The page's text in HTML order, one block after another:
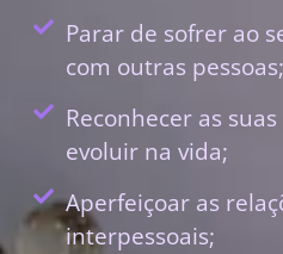
Parar de sofrer ao
com outras pessoas;
Reconhecer as
evoluir na vida;
Aperfeiçoar as
interpessoais;